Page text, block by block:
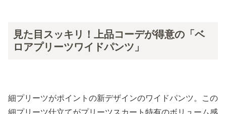
見た目スッキリ！上品コーデが得意の「ベ
ロアプリーツワイドパンツ」
細プリーツがポイントの新デザインのワイドパンツ。この